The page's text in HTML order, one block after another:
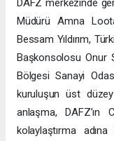
DAFZ merkezinde
Müdürü Amna
Bessam Yıldırım,
Başkonsolosu Onur
Bölgesi Sanayi
kuruluşun üst
anlaşma, DAFZ’ın
kolaylaştırma